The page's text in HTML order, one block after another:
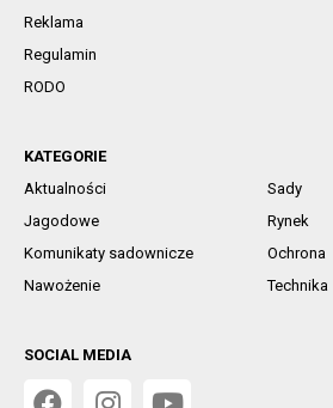
Reklama
Regulamin
RODO
KATEGORIE
Aktualności
Sady
Jagodowe
Rynek
Komunikaty sadownicze
Ochrona
Nawożenie
Technika
SOCIAL MEDIA